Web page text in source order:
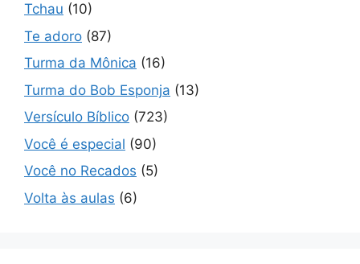
Tchau (10)
Te adoro (87)
Turma da Mônica (16)
Turma do Bob Esponja (13)
Versículo Bíblico (723)
Você é especial (90)
Você no Recados (5)
Volta às aulas (6)